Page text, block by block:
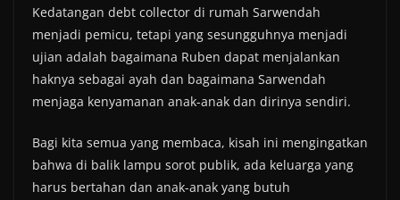
Kedatangan debt collector di rumah Sarwendah
menjadi pemicu, tetapi yang sesungguhnya menjadi
ujian adalah bagaimana Ruben dapat menjalankan
haknya sebagai ayah dan bagaimana Sarwendah
menjaga kenyamanan anak-anak dan dirinya sendiri.
Bagi kita semua yang membaca, kisah ini mengingatkan
bahwa di balik lampu sorot publik, ada keluarga yang
harus bertahan dan anak-anak yang butuh